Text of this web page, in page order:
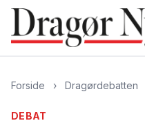
Forside › Dragørdebatten
DEBAT